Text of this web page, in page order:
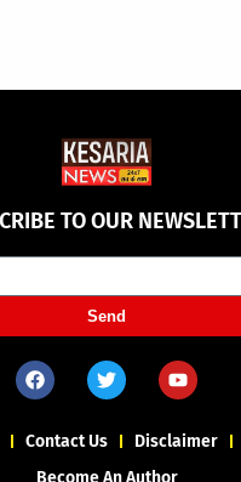
TO OUR
Send
Contact Us Disclaimer
Become An Author